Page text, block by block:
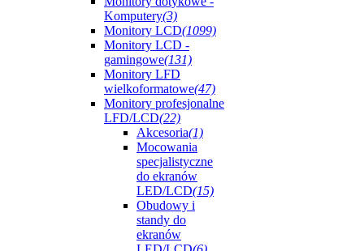
Komputery(3)
Monitory LCD(1099)
Monitory LCD -
gamingowe(131)
Monitory LFD
wielkoformatowe(47)
Monitory profesjonalne
LFD/LCD(22)
Akcesoria(1)
Mocowania
specjalistyczne
do ekranów
LED/LCD(15)
Obudowy i
standy do
ekranów